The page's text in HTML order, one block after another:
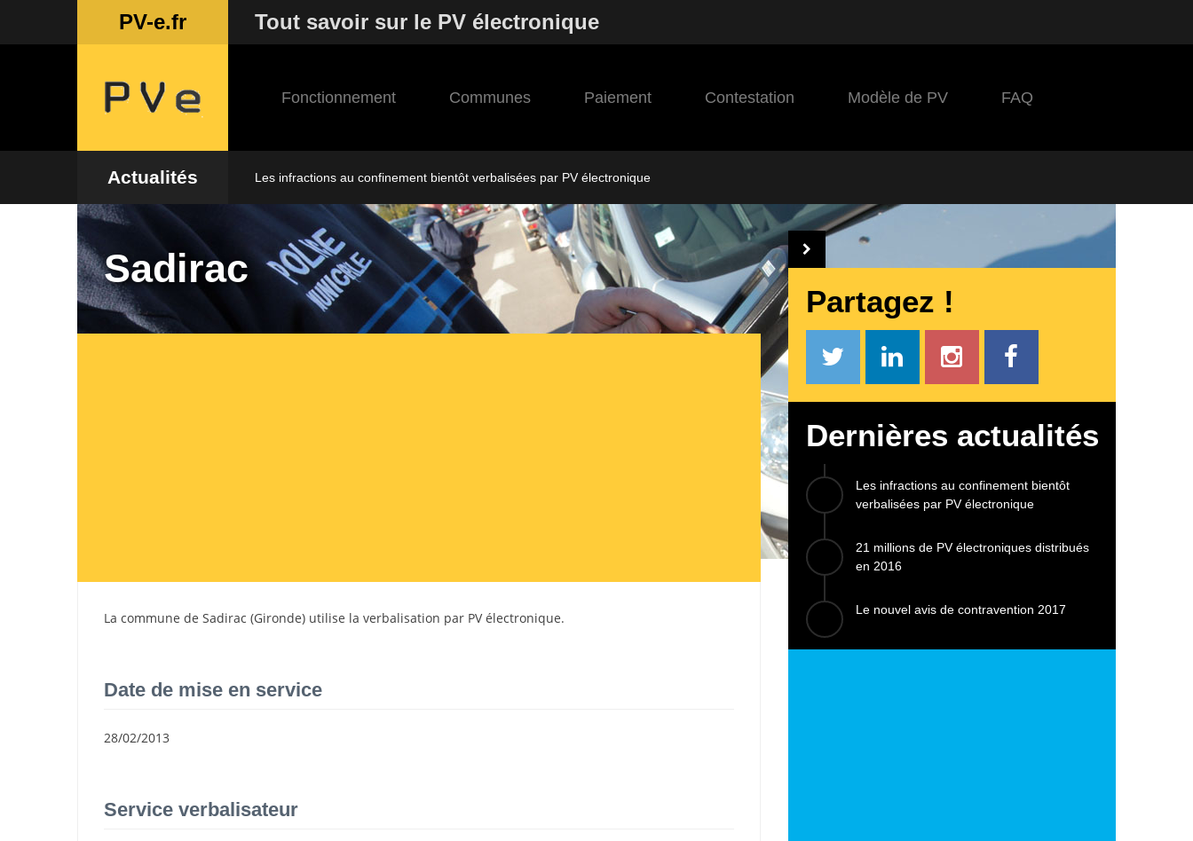
PV-e.fr Tout savoir sur le PV électronique
Fonctionnement Communes Paiement Contestation Modèle de PV FAQ
Actualités Les infractions au confinement bientôt verbalisées par PV électronique
Sadirac
La commune de Sadirac (Gironde) utilise la verbalisation par PV électronique.
Date de mise en service
28/02/2013
Service verbalisateur
Partagez !
Dernières actualités
Les infractions au confinement bientôt
verbalisées par PV électronique
21 millions de PV électroniques distribués
en 2016
Le nouvel avis de contravention 2017